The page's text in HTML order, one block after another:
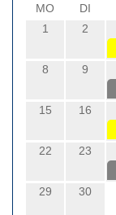
MO DI
1
2
8 9
15 16
22 23
29 30